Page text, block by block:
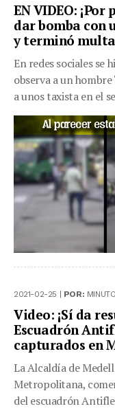
EN VIDEO: ¡Por
dar bomba con
y terminó
En redes sociales se
observa a un
a unos taxista en el
2021-02-25 | POR:
Video: ¡Sí da
Escuadrón
capturados en
La Alcaldía de
Metropolitana,
del escuadrón